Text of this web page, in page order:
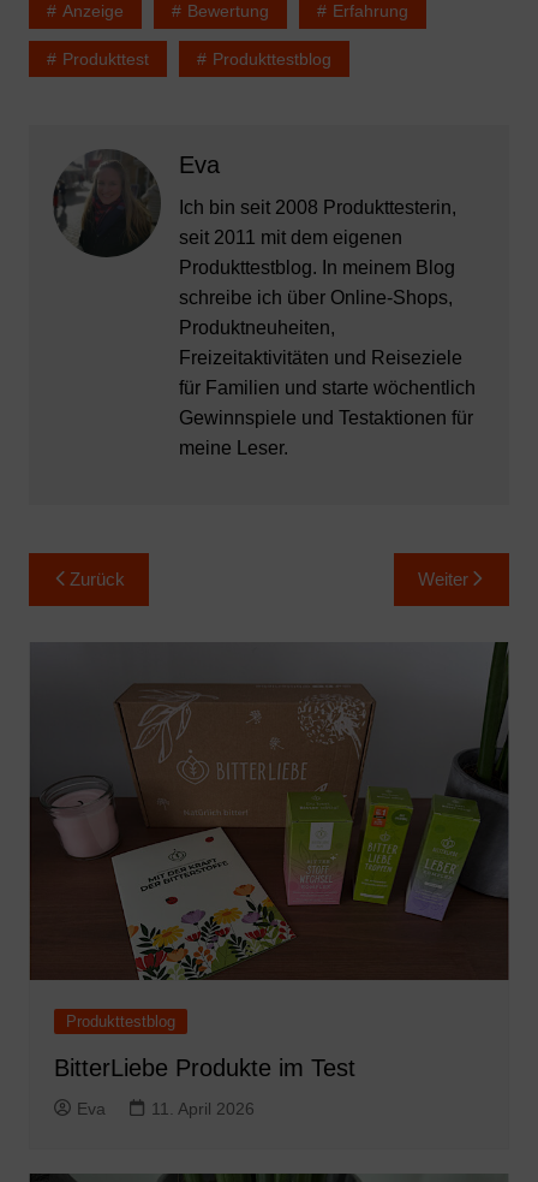
Anzeige Bewertung Erfahrung
Produkttest Produkttestblog
Eva
Ich bin seit 2008 Produkttesterin,
seit 2011 mit dem eigenen
Produkttestblog. In meinem Blog
schreibe ich über Online-Shops,
Produktneuheiten,
Freizeitaktivitäten und Reiseziele
für Familien und starte wöchentlich
Gewinnspiele und Testaktionen für
meine Leser.
Beitragsnavigation
Zurück Weiter
Produkttestblog
BitterLiebe Produkte im Test
Eva 11. April 2026